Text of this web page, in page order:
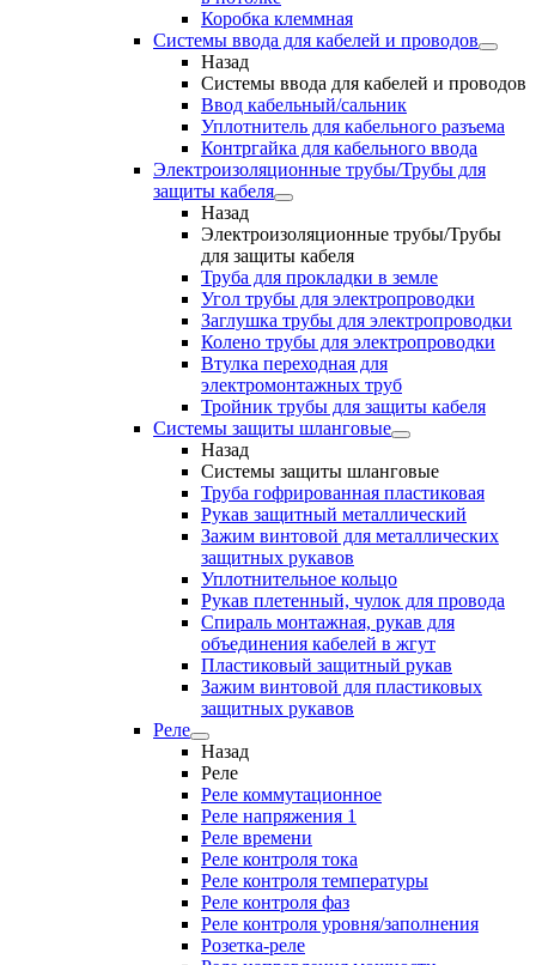
Коробка клеммная
Системы ввода для кабелей и проводов
Назад
Системы ввода для кабелей и проводов
Ввод кабельный/сальник
Уплотнитель для кабельного разъема
Контргайка для кабельного ввода
Электроизоляционные трубы/Трубы для
защиты кабеля
Назад
Электроизоляционные трубы/Трубы
для защиты кабеля
Труба для прокладки в земле
Угол трубы для электропроводки
Заглушка трубы для электропроводки
Колено трубы для электропроводки
Втулка переходная для
электромонтажных труб
Тройник трубы для защиты кабеля
Системы защиты шланговые
Назад
Системы защиты шланговые
Труба гофрированная пластиковая
Рукав защитный металлический
Зажим винтовой для металлических
защитных рукавов
Уплотнительное кольцо
Рукав плетенный, чулок для провода
Спираль монтажная, рукав для
объединения кабелей в жгут
Пластиковый защитный рукав
Зажим винтовой для пластиковых
защитных рукавов
Реле
Назад
Реле
Реле коммутационное
Реле напряжения 1
Реле времени
Реле контроля тока
Реле контроля температуры
Реле контроля фаз
Реле контроля уровня/заполнения
Розетка-реле